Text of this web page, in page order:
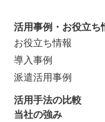
活用事例・お役立ち
お役立ち情報
導入事例
派遣活用事例
活用手法の比較
当社の強み